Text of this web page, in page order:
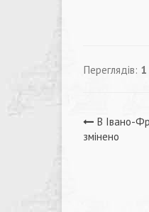
Переглядів:
В Івано-
змінено